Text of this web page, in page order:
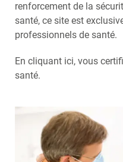
renforcement de la
santé, ce site est
professionnels de santé.
En cliquant ici, vous
santé.